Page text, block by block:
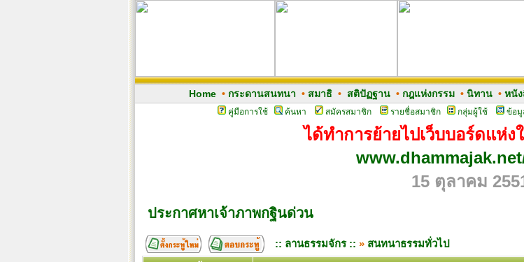
Home• กระดานสนทนา • สมาธิ• สติปัฏฐาน• กฎแห่งกรรม• นิทาน• หนั
คู่มือการใช้ ค้นหา สมัครสมาชิก รายชื่อสมาชิก กลุ่มผู้ใช้ ข้อมู
ได้ทำการย้ายไปเว็บบอร์ดแห่
15 ตุลาคม
ประกาศหาเจ้าภาพกฐินด่วน
:: ลานธรรมจักร :: » สนทนาธรรมทั่วไป